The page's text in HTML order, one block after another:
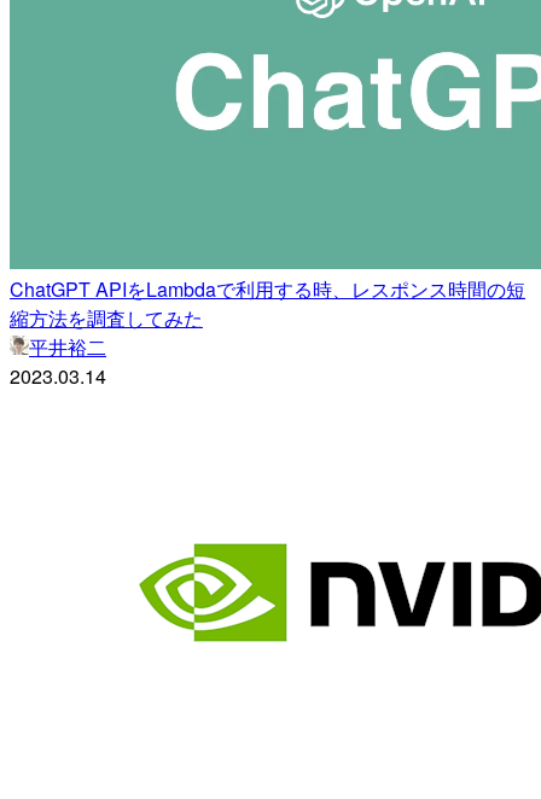
ChatGPT APIをLambdaで利用する時、レスポンス時間の短
縮方法を調査してみた
平井裕二
2023.03.14